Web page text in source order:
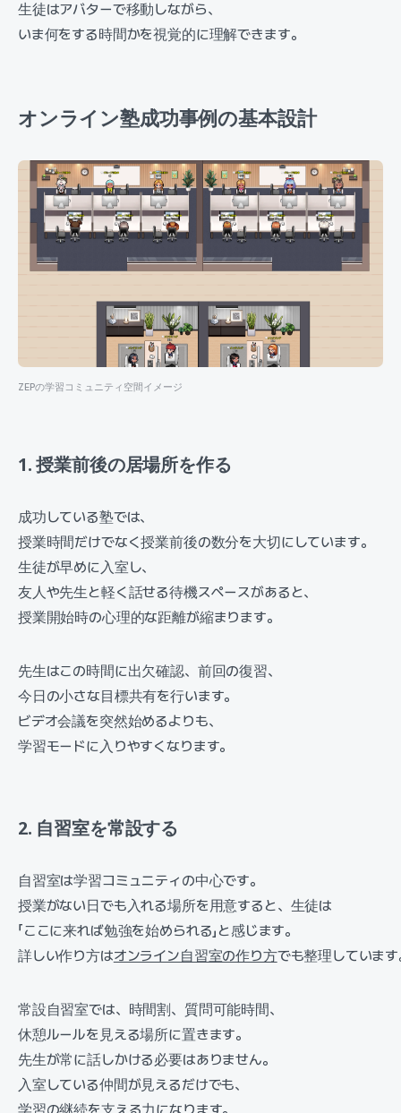
生徒はアバターで移動しながら、
いま何をする時間かを視覚的に理解できます。
オンライン塾成功事例の基本設計
ZEPの学習コミュニティ空間イメージ
1. 授業前後の居場所を作る
成功している塾では、
授業時間だけでなく授業前後の数分を大切にしています。
生徒が早めに入室し、
友人や先生と軽く話せる待機スペースがあると、
授業開始時の心理的な距離が縮まります。
先生はこの時間に出欠確認、前回の復習、
今日の小さな目標共有を行います。
ビデオ会議を突然始めるよりも、
学習モードに入りやすくなります。
2. 自習室を常設する
自習室は学習コミュニティの中心です。
授業がない日でも入れる場所を用意すると、生徒は
「ここに来れば勉強を始められる」と感じます。
詳しい作り方はオンライン自習室の作り方でも整理していま
常設自習室では、時間割、質問可能時間、
休憩ルールを見える場所に置きます。
先生が常に話しかける必要はありません。
入室している仲間が見えるだけでも、